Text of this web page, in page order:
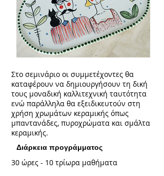
Στο σεμινάριο οι συμμετέχοντες θα
καταφέρουν να δημιουργήσουν τη δική
τους μοναδική καλλιτεχνική ταυτότητα
ενώ παράλληλα θα εξειδικευτούν στη
χρήση χρωμάτων κεραμικής όπως
μπαντανάδες, πυροχρώματα και σμάλτα
κεραμικής.
Διάρκεια προγράμματος
30 ώρες - 10 τρίωρα μαθήματα